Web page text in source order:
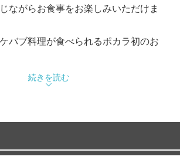
ながらお食事をお楽しみいただけま
バブ料理が食べられるポカラ初のお
理に合わせて選べるアジアのお酒もご
続きを読む